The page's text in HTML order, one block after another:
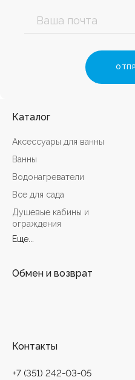
Каталог
Аксессуары для ванны
Ванны
Водонагреватели
Все для сада
Душевые кабины и
ограждения
Еще...
Обмен и возврат
Контакты
+7 (351) 242-03-05